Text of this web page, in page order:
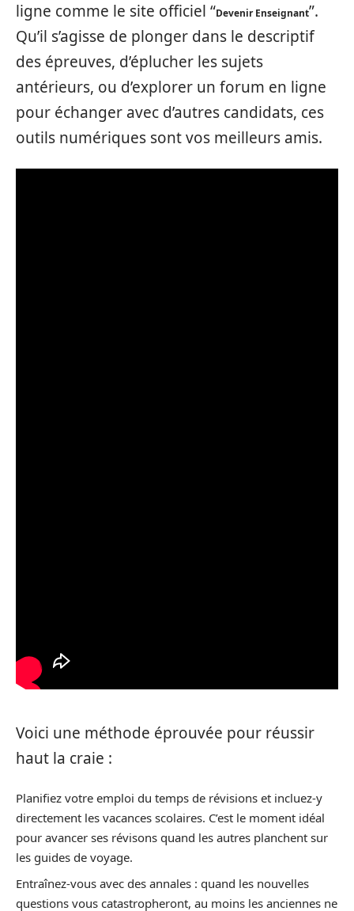
ligne comme le site officiel “Devenir Enseignant”.
Qu’il s’agisse de plonger dans le descriptif
des épreuves, d’éplucher les sujets
antérieurs, ou d’explorer un forum en ligne
pour échanger avec d’autres candidats, ces
outils numériques sont vos meilleurs amis.
Voici une méthode éprouvée pour réussir
haut la craie :
Planifiez votre emploi du temps de révisions et incluez-y
directement les vacances scolaires. C’est le moment idéal
pour avancer ses révisons quand les autres planchent sur
les guides de voyage.
Entraînez-vous avec des annales : quand les nouvelles
questions vous catastropheront, au moins les anciennes ne